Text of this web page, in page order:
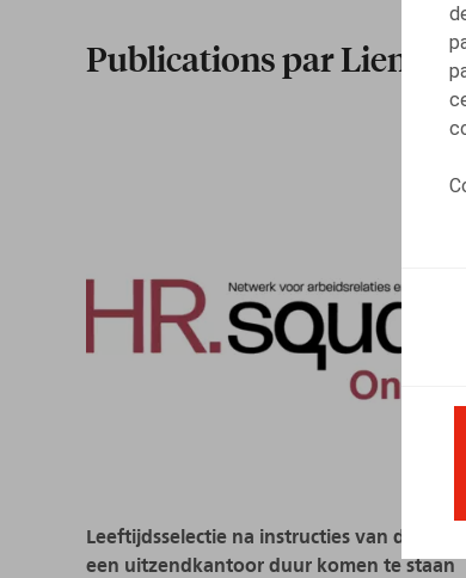
Publications par Lien
Leeftijdsselectie na instructies van de klant
een uitzendkantoor duur komen te staan